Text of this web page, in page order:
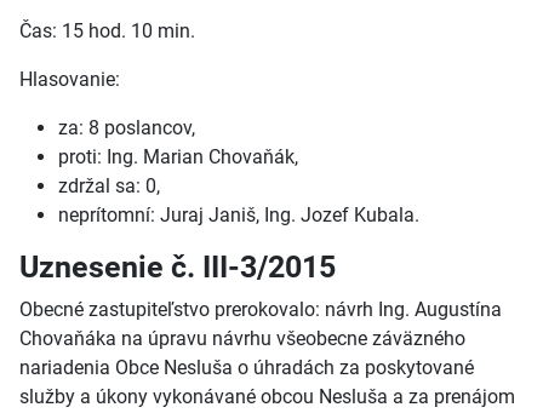
Čas: 15 hod. 10 min.
Hlasovanie:
za: 8 poslancov,
proti: Ing. Marian Chovaňák,
zdržal sa: 0,
neprítomní: Juraj Janiš, Ing. Jozef Kubala.
Uznesenie č. III-3/2015
Obecné zastupiteľstvo prerokovalo: návrh Ing. Augustína
Chovaňáka na úpravu návrhu všeobecne záväzného
nariadenia Obce Nesluša o úhradách za poskytované
služby a úkony vykonávané obcou Nesluša a za prenájom